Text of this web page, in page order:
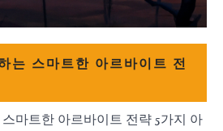
는 스마트한 아르바이트 전
마트한 아르바이트 전략 5가지 아